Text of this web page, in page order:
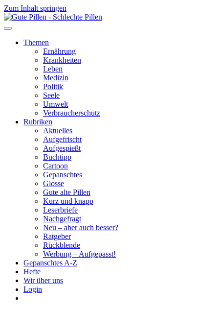
Zum Inhalt springen
Themen
Ernährung
Krankheiten
Leben
Medizin
Politik
Seele
Umwelt
Verbraucherschutz
Rubriken
Aktuelles
Aufgefrischt
Aufgespießt
Buchtipp
Cartoon
Gepanschtes
Glosse
Gute alte Pillen
Kurz und knapp
Leserbriefe
Nachgefragt
Neu – aber auch besser?
Ratgeber
Rückblende
Werbung – Aufgepasst!
Gepanschtes A-Z
Hefte
Wir über uns
Login